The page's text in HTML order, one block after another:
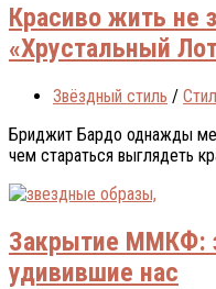
Красиво жить не
«Хрустальный
Звёздный стиль /
Бриджит Бардо однажды
чем стараться выглядеть
Закрытие ММКФ:
удивившие нас